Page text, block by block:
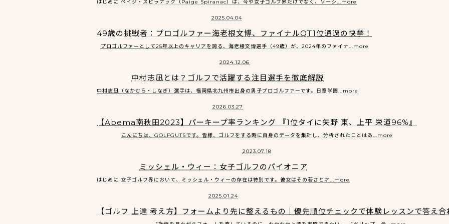
はじめに ペイジ・スピラナック（Paige Spiranac）は、今や女子ゴルフ界だけでなく、ソーシ...more
2025.04.04
49歳の挑戦者：プロゴルファー海老根文博、ファイナルQT1位通過の快挙！
プロゴルファーとして25年以上のキャリアを誇る、海老根文博選手（49歳）が、2024年のファイナ...more
2024.12.06
中村志凪とは？ゴルフで活躍する注目選手を徹底解説
中村志凪（なかむら・しなぎ）選手は、福岡県北九州市出身の男子プロゴルファーです。日章学園...more
2026.03.27
【Abema南秋田2023】パーキープ率ランキング 『1位タイに矢野 東、上平 栄道96%』
こんにちは、GOLFGUTSです。皆様、ゴルフをする時に自身のデータを集計し、分析されたことはあ...more
2023.07.18
ミッシェル・ウィー：女子ゴルフのパイオニア
はじめに 女子ゴルフ界において、ミッシェル・ウィーの存在は特別です。彼女はその若さと才...more
2025.01.24
【ゴルフ 上達 考え方】フォームより先に整えるもの｜優先順位チェックで体験レッスンで答え合